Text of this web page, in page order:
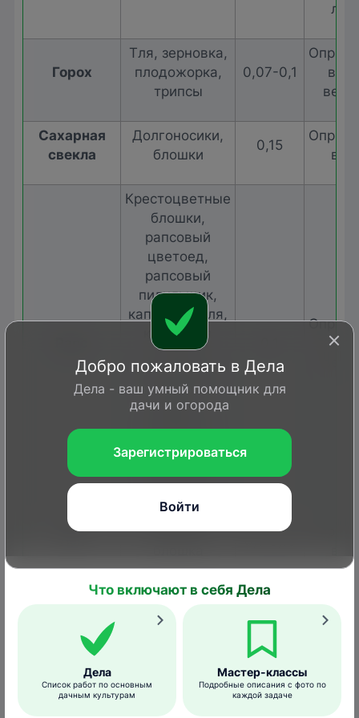
Горох
Тля, зерновка,
плодожорка,
трипсы
0,07-0,1
в
Сахарная
свекла
Долгоносики,
блошки
0,15
Крестоцветные
блошки,
рапсовый
цветоед,
рапсовый
пилильщик,
капустная тля,
капустная
совка,
капустный и
рапсовый
билан,
капустная
моль,
листоед
в
Льняная
Совки,
белянки, тля
в
Арбуз, дыня
Тля, зерновка,
плодожорка,
0,1-0,15
Добро пожаловать в Дела
Дела - ваш умный помощник для
дачи и огорода
Зарегистрироваться
Войти
Что включают в себя Дела
Дела
Список работ по основным
дачным культурам
Мастер-классы
Подробные описания с фото по
каждой задаче